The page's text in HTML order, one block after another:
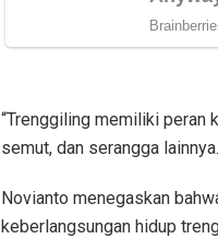
“Trenggiling memiliki peran
semut, dan serangga
Novianto menegaskan
keberlangsungan hidup